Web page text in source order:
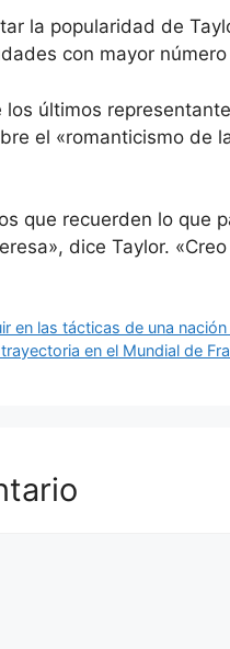
la popularidad de
con mayor
últimos
el «romanticismo de
que recuerden lo que
dice Taylor.
en las tácticas de una
en el Mundial de